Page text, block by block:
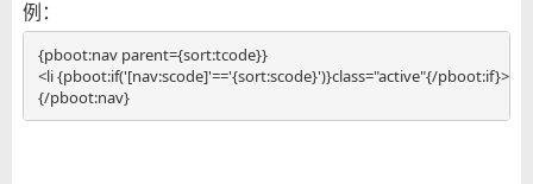
例：
{pboot:nav parent={sort:tcode}}
<li {pboot:if('[nav:scode]'=='{sort:scode}')}class="active"{/pboot:if}><a
{/pboot:nav}